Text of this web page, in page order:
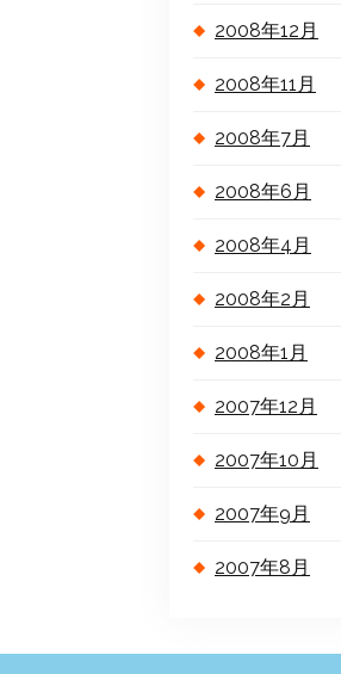
2008年12月
2008年11月
2008年7月
2008年6月
2008年4月
2008年2月
2008年1月
2007年12月
2007年10月
2007年9月
2007年8月